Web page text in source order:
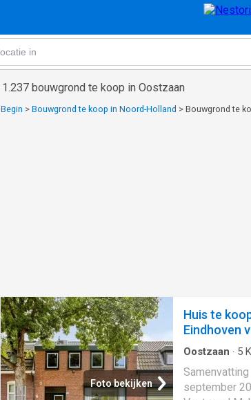
1.237 bouwgrond te koop in Oostzaan
Begin > Bouwgrond te koop in Noord-Holland > Bouwgrond te
Foto bekijken
Huis te
Eindhoven
Oostzaan · 5
september